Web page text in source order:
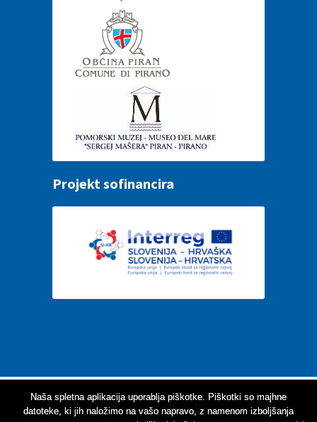
Projekt sofinancira
Za optimalno delovanje spletne aplikacije vam
priporočamo uporabo enega izmed sodobnih spletnih
Naša spletna aplikacija uporablja piškotke. Piškotki so majhne
datoteke, ki jih naložimo na vašo napravo, z namenom izboljšanja